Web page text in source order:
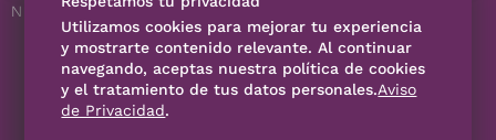
Nuevos Queretanos
SÍGUENOS
Utilizamos cookies para mejorar tu experiencia
y mostrarte contenido relevante. Al continuar
navegando, aceptas nuestra política de cookies
y el tratamiento de tus datos personales.Aviso
de Privacidad.